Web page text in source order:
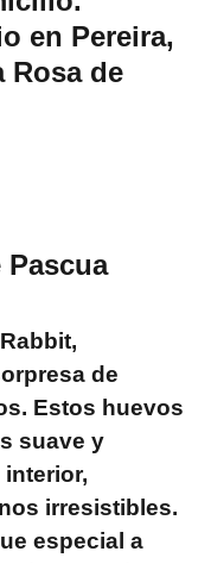
en Pereira,
Rosa de
Pascua
de
Estos huevos
suave y
irresistibles.
especial a